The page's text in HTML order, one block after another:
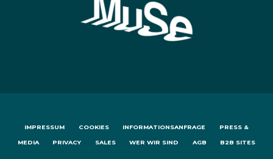
IMPRESSUM COOKIES INFORMATIONSANFRAGE PRESS &
MEDIA PRIVACY SALES WER WIR SIND AGB B2B SITES